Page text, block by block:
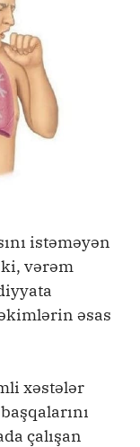
istəməyən
vərəm
əsas
xəstələr
çalışan